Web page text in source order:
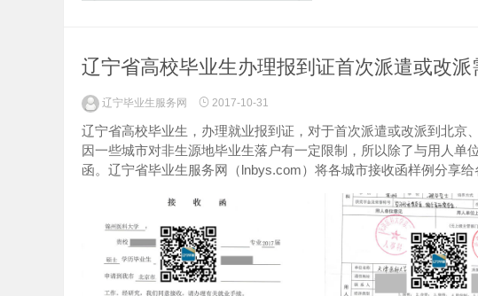
辽宁省高校毕业生办理报到证首次派遣或改
辽宁毕业生服务网 2017-10-31
辽宁省高校毕业生，办理就业报到证，对于首次派遣或改派到北京
因一些城市对非生源地毕业生落户有一定限制，所以除了与用人单
函。辽宁省毕业生服务网（lnbys.com）将各城市接收函样例分享